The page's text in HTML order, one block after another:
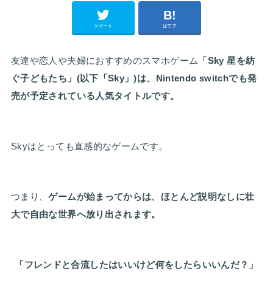
ツイート はてブ
友達や恋人や夫婦におすすめのスマホゲーム 「Sky 星を紡
ぐ子どもたち」(以下「Sky」)は、Nintendo switchでも発
売が予定されている人気タイトルです。
Skyはとっても直感的なゲームです。
つまり、ゲームが始まってからは、ほとんど説明なしに壮
大で自由な世界へ放り出されます。
「フレンドと合流したはいいけど何をしたらいいんだ？」